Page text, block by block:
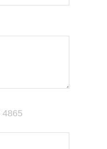
4865